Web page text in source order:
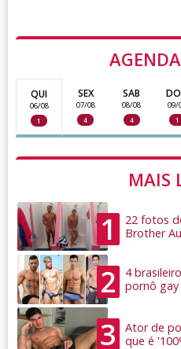
AGENDA
QUI
06/08
1
SEX
07/08
4
SAB
08/08
4
09/
1
MAIS
1
22 fotos
Brother
2
4
pornô gay
3
Ator de
que é